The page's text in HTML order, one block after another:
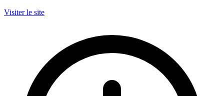
Visiter le site